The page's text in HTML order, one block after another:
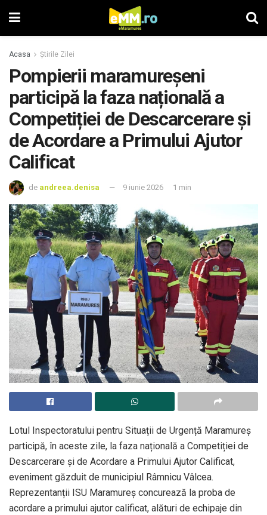
Acasa Știrile Zilei
Pompierii maramureșeni
participă la faza națională a
Competiției de Descarcerare și
de Acordare a Primului Ajutor
Calificat
de andreea.denisa 9 iunie 2026 1 min
Lotul Inspectoratului pentru Situații de Urgență Maramureș
participă, în aceste zile, la faza națională a Competiției de
Descarcerare și de Acordare a Primului Ajutor Calificat,
eveniment găzduit de municipiul Râmnicu Vâlcea.
Reprezentanții ISU Maramureș concurează la proba de
acordare a primului ajutor calificat, alături de echipaje din